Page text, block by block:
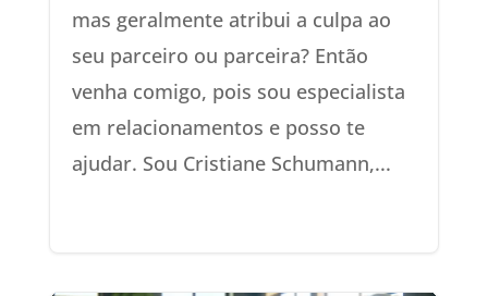
mas geralmente atribui a culpa ao
seu parceiro ou parceira? Então
venha comigo, pois sou especialista
em relacionamentos e posso te
ajudar. Sou Cristiane Schumann,...